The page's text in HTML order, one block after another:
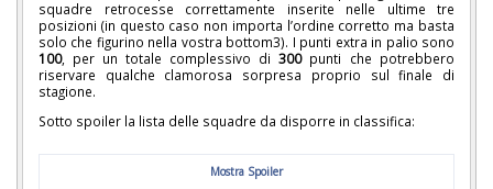
squadre retrocesse correttamente inserite nelle ultime tre
posizioni (in questo caso non importa l’ordine corretto ma basta
solo che figurino nella vostra bottom3). I punti extra in palio sono
100, per un totale complessivo di 300punti che potrebbero
riservare qualche clamorosa sorpresa proprio sul finale di
stagione.
Sotto spoiler la lista delle squadre da disporre in classifica:
Mostra Spoiler